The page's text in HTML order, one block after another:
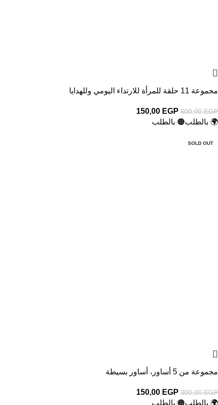
مجموعة 11 حلقة للمرأة للارتداء اليومي وللهدايا
600,00EGP
150,00 EGP
🌍 بالطلب🟠 بالطلب
SOLD OUT
مجموعة من 5 أساور، أساور بسيطة
300,00EGP
150,00 EGP
🌍 بالطلب🟠 بالطلب